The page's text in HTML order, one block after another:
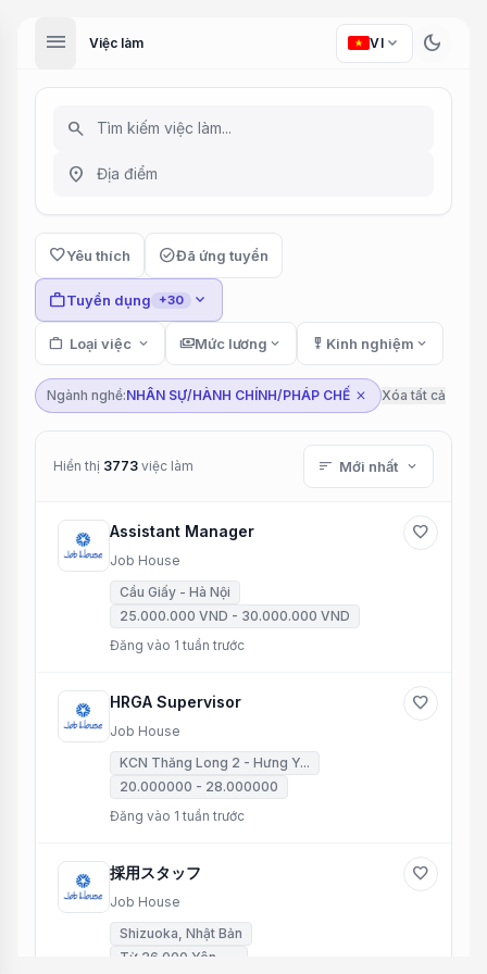
menu Việc làm VI expand_more dark_mode
search
location_on
favoriteYêu thích check_circleĐã ứng tuyển
workTuyển dụng +30 expand_more
work Loại việc expand_more paymentsMức lương expand_more military_tech Kinh nghiệm expand_more
Ngành nghề:NHÂN SỰ/HÀNH CHÍNH/PHÁP CHẾ close Xóa tất cả
Hiển thị 3773 việc làm sort Mới nhất expand_more
favorite
Assistant Manager
Job House
Cầu Giấy - Hà Nội
25.000.000 VND - 30.000.000 VND
Đăng vào 1 tuần trước
favorite
HRGA Supervisor
Job House
KCN Thăng Long 2 - Hưng Y...
20.000000 - 28.000000
Đăng vào 1 tuần trước
favorite
採用スタッフ
Job House
Shizuoka, Nhật Bản
Từ 26.000 Yên - ~